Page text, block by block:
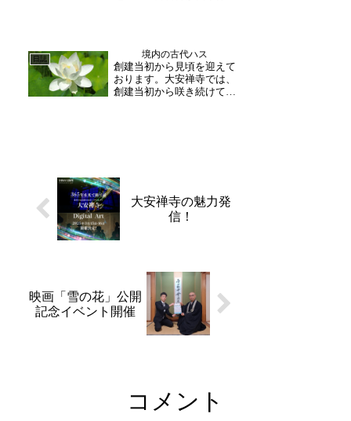
いました。ご両親と一緒に
お焼香をしたりと、健やか
な成長と皆様の健康安
心・...
日誌 境内の古代ハス
創建当初から見頃を迎えて
おります。大安禅寺では、
創建当初から咲き続けてい
すので、しばらくはお楽
し...
大安禅寺の魅力発
信！
映画「雪の花」公開
記念イベント開催
コメント